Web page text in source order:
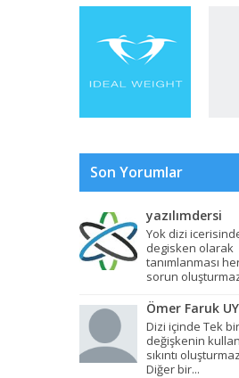
Son Yorumlar
yazılımdersi
Yok dizi
degisken olarak
tanımlanması
sorun
Ömer Faruk
Dizi içinde Tek bir
değişkenin
sıkıntı
Diğer bir...